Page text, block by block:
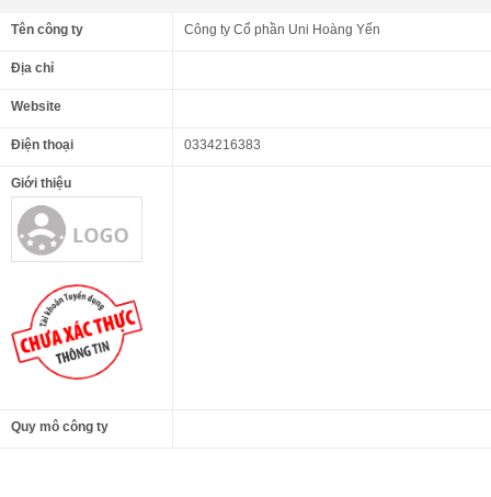
Tên công ty Công ty Cổ phần Uni Hoàng Yến
Địa chỉ
Website
Điện thoại 0334216383
Giới thiệu
Quy mô công ty